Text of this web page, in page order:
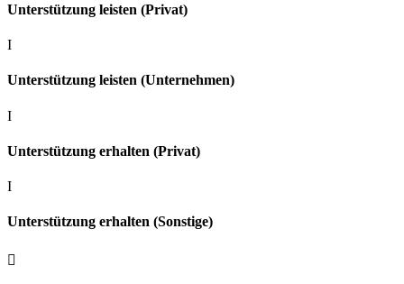
Unterstützung leisten (Privat)
I
Unterstützung leisten (Unternehmen)
I
Unterstützung erhalten (Privat)
I
Unterstützung erhalten (Sonstige)
